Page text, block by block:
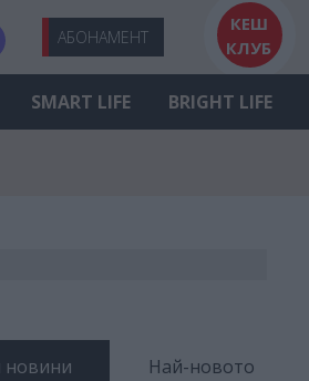
АБОНАМЕНТ
КЕШ
КЛУБ
SMART LIFE BRIGHT LIFE
новини Най-новото